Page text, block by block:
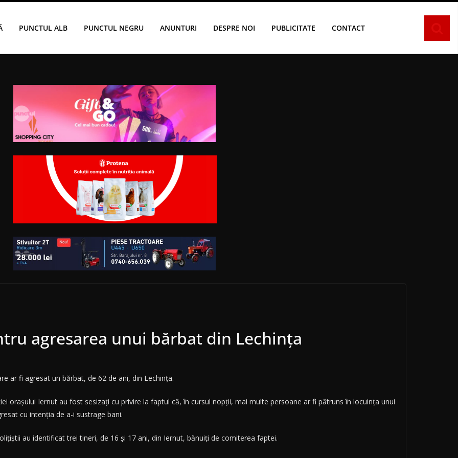
PUNCTUL ALB PUNCTUL NEGRU ANUNTURI DESPRE NOI PUBLICITATE CONTACT
agresarea unui bărbat din Lechința
ar fi agresat un bărbat, de 62 de ani, din Lechința.
orașului Iernut au fost sesizați cu privire la faptul că, în cursul nopții, mai multe persoane ar fi pătruns în locuința unui
cu intenția de a-i sustrage bani.
au identificat trei tineri, de 16 și 17 ani, din Iernut, bănuiți de comiterea faptei.